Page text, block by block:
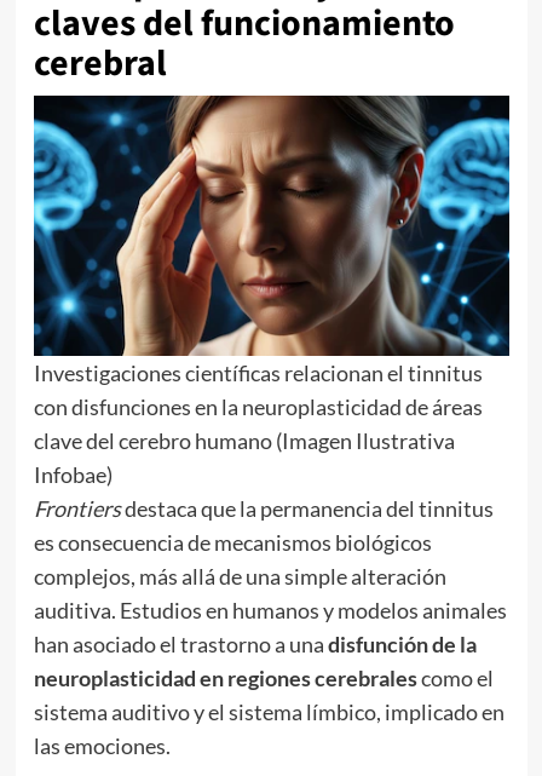
claves del funcionamiento
cerebral
Investigaciones científicas relacionan el tinnitus
con disfunciones en la neuroplasticidad de áreas
clave del cerebro humano (Imagen Ilustrativa
Infobae)
Frontiersdestaca que la permanencia del tinnitus
es consecuencia de mecanismos biológicos
complejos, más allá de una simple alteración
auditiva. Estudios en humanos y modelos animales
han asociado el trastorno a unadisfunción de la
neuroplasticidad en regiones cerebralescomo el
sistema auditivo y el sistema límbico, implicado en
las emociones.